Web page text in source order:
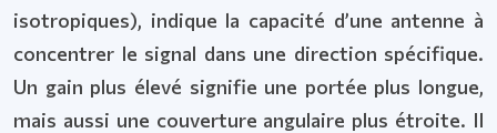
isotropiques), indique la capacité d’une antenne à
concentrer le signal dans une direction spécifique.
Un gain plus élevé signifie une portée plus longue,
mais aussi une couverture angulaire plus étroite. Il